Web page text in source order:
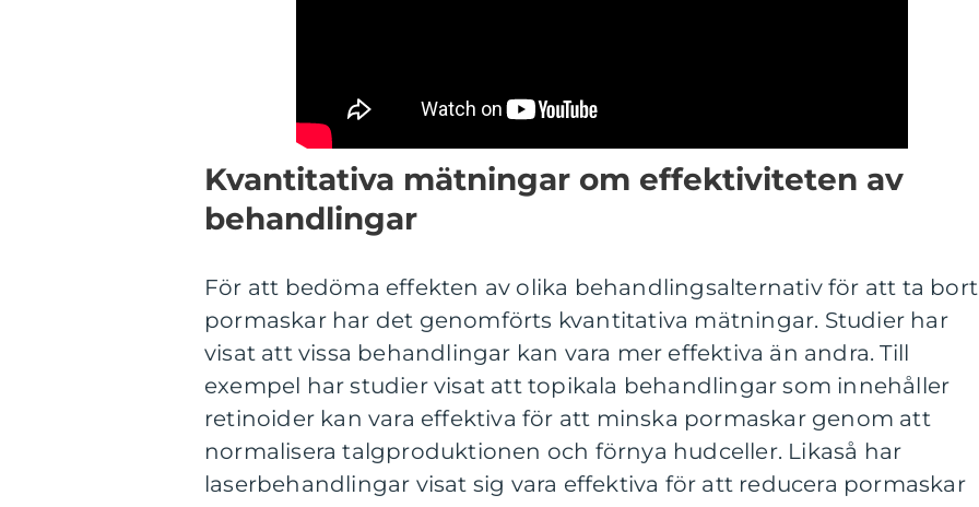
Kvantitativa mätningar om effektiviteten av
behandlingar
För att bedöma effekten av olika behandlingsalternativ för att ta bort
pormaskar har det genomförts kvantitativa mätningar. Studier har
visat att vissa behandlingar kan vara mer effektiva än andra. Till
exempel har studier visat att topikala behandlingar som innehåller
retinoider kan vara effektiva för att minska pormaskar genom att
normalisera talgproduktionen och förnya hudceller. Likaså har
laserbehandlingar visat sig vara effektiva för att reducera pormaskar